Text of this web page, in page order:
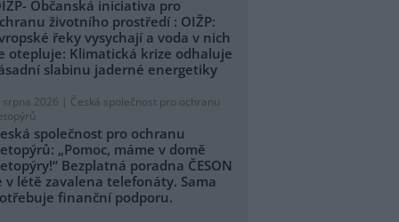
Občanská iniciativa pro
životního prostředí : OIŽP:
řeky vysychají a voda v nich
otepluje: Klimatická krize odhaluje
slabinu jaderné energetiky
srpna 2026 | Česká společnost pro ochranu
společnost pro ochranu
„Pomoc, máme v domě
Bezplatná poradna ČESON
v létě zavalena telefonáty. Sama
finanční podporu.